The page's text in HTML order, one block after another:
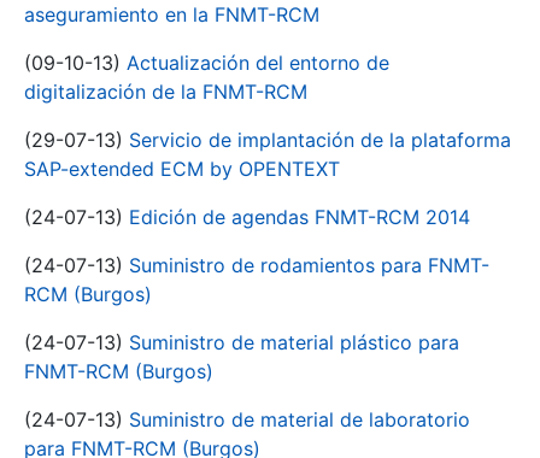
aseguramiento en la FNMT-RCM
(09-10-13) Actualización del entorno de
digitalización de la FNMT-RCM
(29-07-13) Servicio de implantación de la plataforma
SAP-extended ECM by OPENTEXT
(24-07-13) Edición de agendas FNMT-RCM 2014
(24-07-13) Suministro de rodamientos para FNMT-
RCM (Burgos)
(24-07-13) Suministro de material plástico para
FNMT-RCM (Burgos)
(24-07-13) Suministro de material de laboratorio
para FNMT-RCM (Burgos)